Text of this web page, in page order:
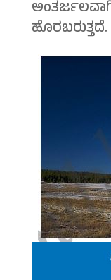
ಹೊರಬರುತ್ತದೆ.